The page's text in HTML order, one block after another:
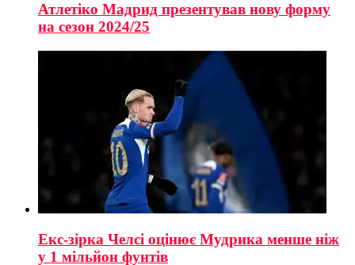
Атлетіко Мадрид презентував нову форму
на сезон 2024/25
Екс-зірка Челсі оцінює Мудрика менше ніж
у 1 мільйон фунтів